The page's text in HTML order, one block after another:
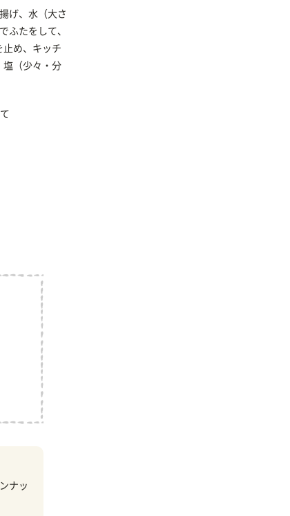
げ、水（大さ
ふたをして、
止め、キッチ
塩（少々・分
ナッ